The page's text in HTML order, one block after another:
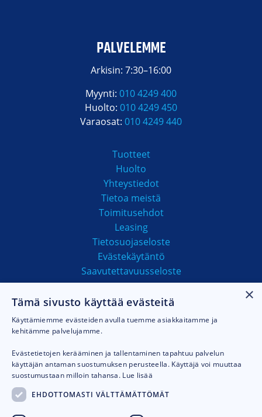
PALVELEMME
Arkisin: 7:30–16:00
Myynti: 010 4249 400
Huolto: 010 4249 450
Varaosat: 010 4249 440
Tuotteet
Huolto
Yhteystiedot
Tietoa meistä
Toimitusehdot
Leasing
Tietosuojaseloste
Evästekäytäntö
Saavutettavuusseloste
MAKSUTAVAT
×
Tämä sivusto käyttää evästeitä
Käyttämiemme evästeiden avulla tuemme asiakkaitamme ja
kehitämme palvelujamme.
Evästetietojen kerääminen ja tallentaminen tapahtuu palvelun
käyttäjän antaman suostumuksen perusteella. Käyttäjä voi muuttaa
suostumustaan milloin tahansa. Lue lisää
EHDOTTOMASTI VÄLTTÄMÄTTÖMÄT